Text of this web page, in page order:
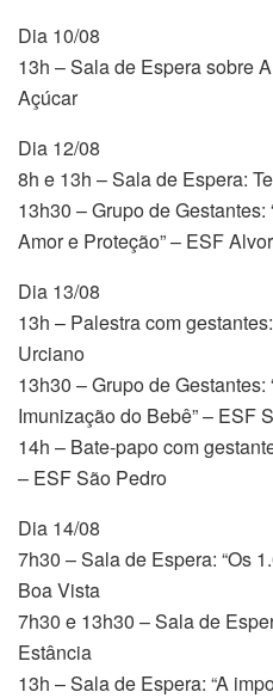
Dia 10/08
13h – Sala de Espera sobre
Açúcar
Dia 12/08
8h e 13h – Sala de Espera:
13h30 – Grupo de Gestantes:
Amor e Proteção” – ESF
Dia 13/08
13h – Palestra com
Urciano
13h30 – Grupo de
Imunização do Bebê” – ESF
14h – Bate-papo com
– ESF São Pedro
Dia 14/08
7h30 – Sala de Espera: “Os
Boa Vista
7h30 e 13h30 – Sala de
Estância
13h – Sala de Espera: “A